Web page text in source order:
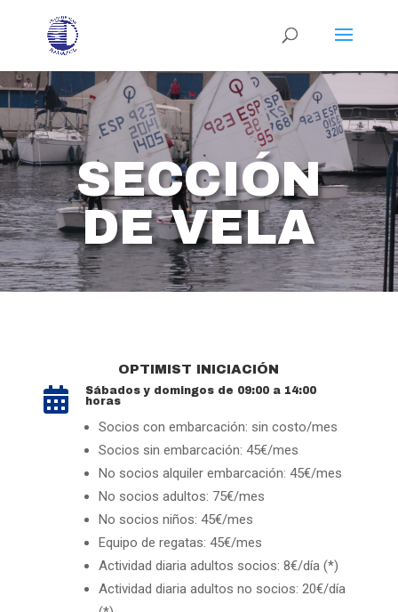
SECCIÓN
DE VELA
OPTIMIST INICIACIÓN

Sábados y domingos de 09:00 a 14:00
horas
Socios con embarcación: sin costo/mes
Socios sin embarcación: 45€/mes
No socios alquiler embarcación: 45€/mes
No socios adultos: 75€/mes
No socios niños: 45€/mes
Equipo de regatas: 45€/mes
Actividad diaria adultos socios: 8€/día (*)
Actividad diaria adultos no socios: 20€/día